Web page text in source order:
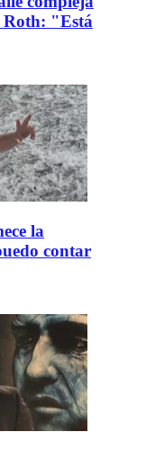
Roth: "Está
la
contar